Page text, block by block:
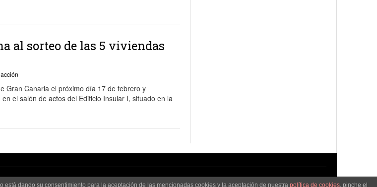
al sorteo de las 5 viviendas
Gran Canaria el próximo día 17 de febrero y
el salón de actos del Edificio Insular I, situado en la
dando su consentimiento para la aceptación de las mencionadas cookies y la aceptación de nuestra política de cookies, pinche el